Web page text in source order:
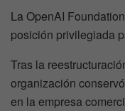
La OpenAI
posición privilegiada
Tras la
organización
en la empresa